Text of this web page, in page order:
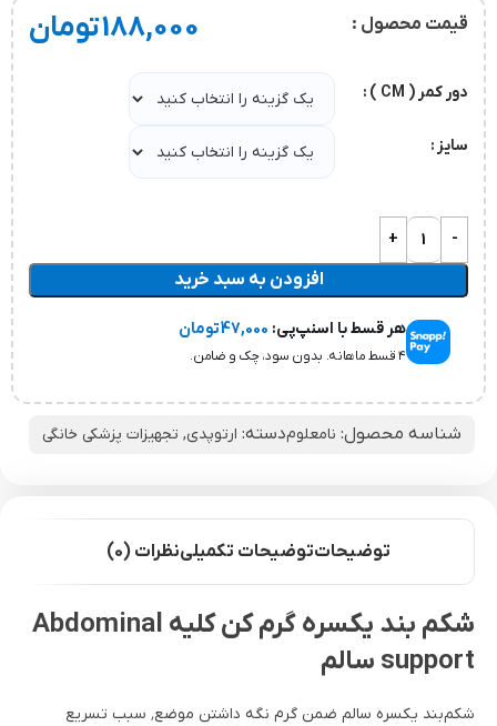
قیمت محصول : 188,000تومان
دور کمر ( CM )
سایز
افزودن به سبد خرید
هر قسط با اسنپ‌پی: 47,000تومان
۴ قسط ماهانه. بدون سود، چک و ضامن.
شناسه محصول: نامعلومدسته: ارتوپدی, تجهیزات پزشکی خانگی
توضیحاتتوضیحات تکمیلینظرات (0)
شکم بند یکسره گرم کن کلیه Abdominal
support سالم
شکم‌بند یکسره سالم ضمن گرم نگه داشتن موضع٬ سبب تسریع